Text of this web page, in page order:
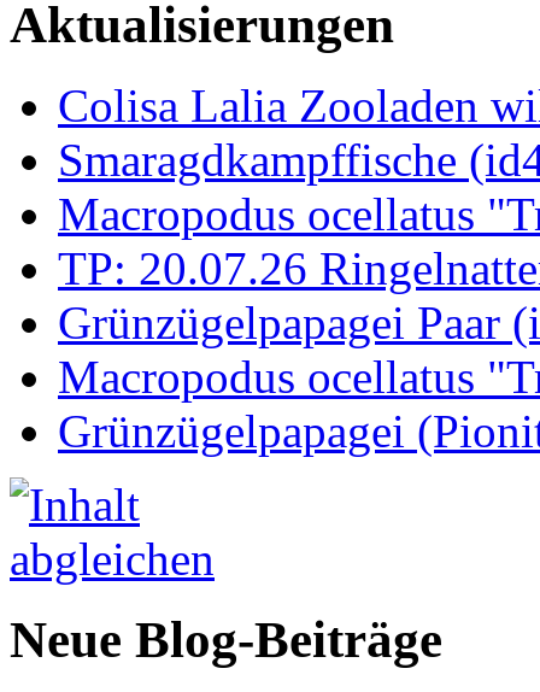
Aktualisierungen
Colisa Lalia Zooladen
Smaragdkampffische
Macropodus ocellatus
TP: 20.07.26
Grünzügelpapagei Paar
Macropodus ocellatus
Grünzügelpapagei
Neue Blog-Beiträge